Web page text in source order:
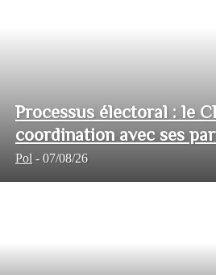
Processus électoral : le
coordination avec ses
Pol - 07/08/26